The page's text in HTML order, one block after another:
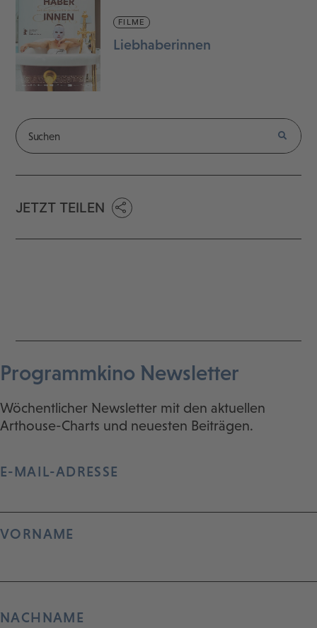
FILME
Liebhaberinnen
JETZT TEILEN
Programmkino Newsletter
Wöchentlicher Newsletter mit den aktuellen
Arthouse-Charts und neuesten Beiträgen.
E-MAIL-ADRESSE
VORNAME
NACHNAME